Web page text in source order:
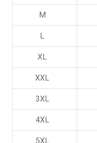
M
L
XL
XXL
3XL
4XL
5XL